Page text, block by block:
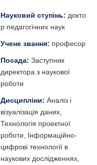
Науковий ступінь: докто
р педагогічних наук
Учене звання: професор
Посада: Заступник
директора з наукової
роботи
Дисципліни: Аналіз і
візуалізація даних,
Технологія проектної
роботи, Інформаційно-
цифрові технології в
наукових дослідженнях,